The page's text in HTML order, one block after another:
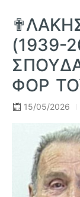
(1939-
ΦΟΡ
15/05/2026